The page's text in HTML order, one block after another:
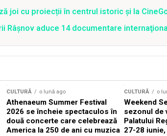
joi cu proiecții în centrul istoric și la
Râşnov aduce 14 documentare
CULTURĂ o lună ago
Athenaeum Summer Festival
2026 se încheie spectaculos în
două concerte care celebrează
America la 250 de ani cu muzica
CULTURĂ o
Weekend
sezonul de
Palatului
27-28